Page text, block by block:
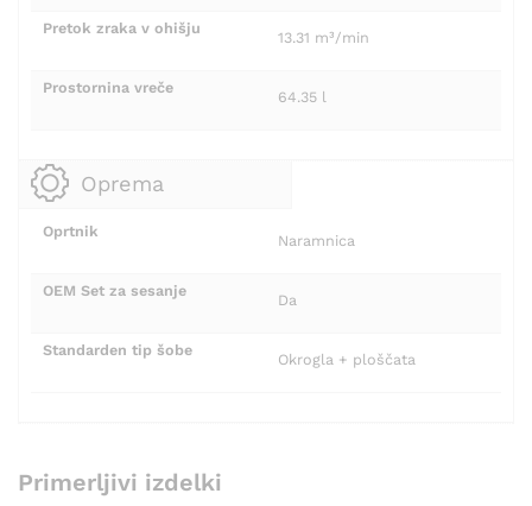
Pretok zraka v ohišju
13.31 m³/min
Prostornina vreče
64.35 l
Oprema
Oprtnik
Naramnica
OEM Set za sesanje
Da
Standarden tip šobe
Okrogla + ploščata
Primerljivi izdelki